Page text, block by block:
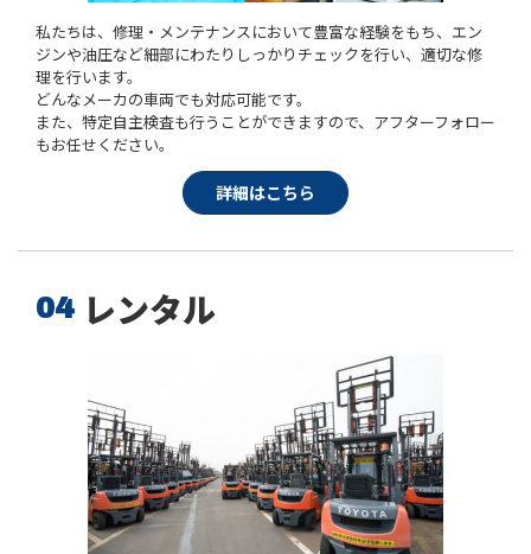
詳細はこちら
私たちは、修理・メンテナンスにおいて豊富な経験をもち、エン
ジンや油圧など細部にわたりしっかりチェックを行い、適切な修
理を行います。
どんなメーカの車両でも対応可能です。
また、特定自主検査も行うことができますので、アフターフォロー
もお任せください。
レンタル